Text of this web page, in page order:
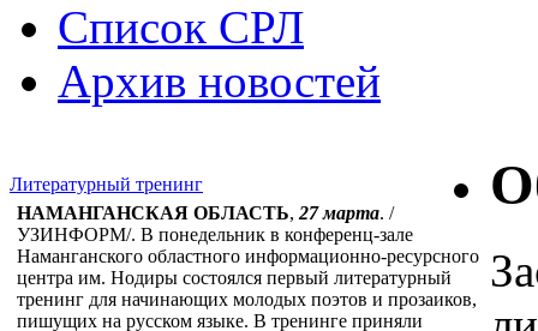
Список СРЛ
Архив новостей
Литературный тренинг
НАМАНГАНСКАЯ ОБЛАСТЬ, 27 марта. /
УЗИНФОРМ/. В понедельник в конференц-зале
Наманганского областного информационно-ресурсного
центра им. Нодиры состоялся первый литературный
тренинг для начинающих молодых поэтов и прозаиков,
пишущих на русском языке. В тренинге приняли